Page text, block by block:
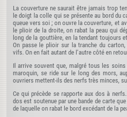
La couverture ne saurait être jamais trop
le doigt la colle qui se présente au bord du
queue vers soi ; on ouvre la couverture, et
le plioir de la droite, on rabat la peau qui
long de la gouttière, en la tendant toujours
On passe le plioir sur la tranche du carton,
vifs. On en fait autant de l’autre côté en
Il arrive souvent que, malgré tous les
maroquin, se ride sur le long des mors,
ouvriers mettent-ils des nerfs très minces,
Ce qui précède se rapporte aux dos à
dos est soutenue par une bande de carte
de laquelle on rabat le bord excédant de la